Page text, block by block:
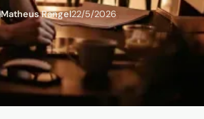
Matheus Rangel22/5/2026